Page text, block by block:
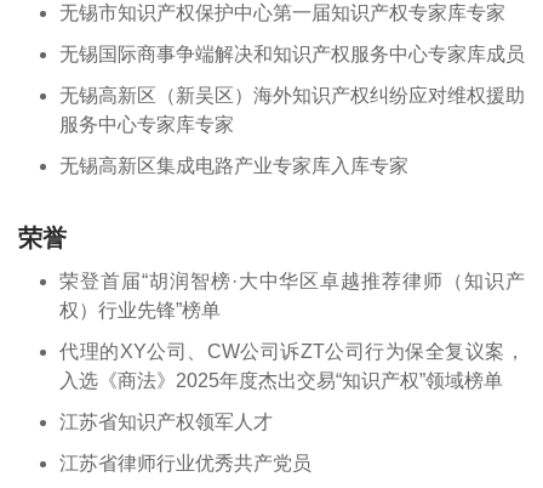
无锡市知识产权保护中心第一届知识产权专家库专家
无锡国际商事争端解决和知识产权服务中心专家库成员
无锡高新区（新吴区）海外知识产权纠纷应对维权援助
服务中心专家库专家
无锡高新区集成电路产业专家库入库专家
荣誉
荣登首届“胡润智榜·大中华区卓越推荐律师（知识产
权）行业先锋”榜单
代理的XY公司、CW公司诉ZT公司行为保全复议案，
入选《商法》2025年度杰出交易“知识产权”领域榜单
江苏省知识产权领军人才
江苏省律师行业优秀共产党员